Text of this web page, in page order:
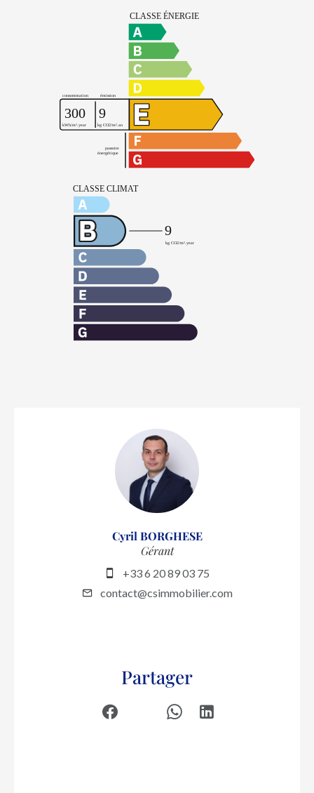
Cyril BORGHESE
Gérant
+33 6 20 89 03 75
contact@csimmobilier.com
Partager